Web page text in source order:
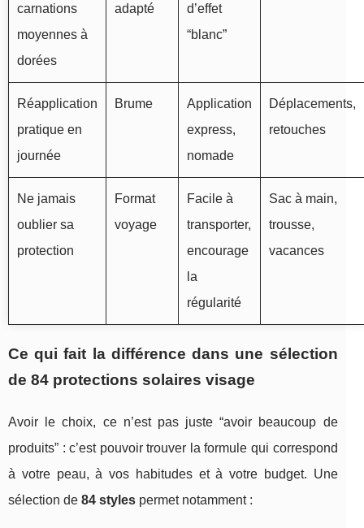
carnations
moyennes à
dorées
adapté
d’effet
“blanc”
Réapplication
pratique en
journée
Brume
Application
express,
nomade
Déplacements,
retouches
Ne jamais
oublier sa
protection
Format
voyage
Facile à
transporter,
encourage
la
régularité
Sac à main,
trousse,
vacances
Ce qui fait la différence dans une sélection
de 84 protections solaires visage
Avoir le choix, ce n’est pas juste “avoir beaucoup de
produits” : c’est pouvoir trouver la formule qui correspond
à votre peau, à vos habitudes et à votre budget. Une
sélection de 84 styles permet notamment :